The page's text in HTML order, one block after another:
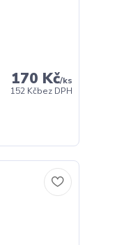
170 Kč/ks
152 Kčbez DPH